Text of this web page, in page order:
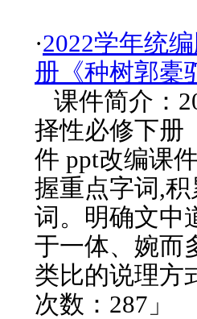
·2022学年统
册《种树郭橐
课件简介：
择性必修下册
件 ppt改编课
握重点字词,
词。明确文中
于一体、婉而
类比的说理方
次数：287」